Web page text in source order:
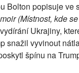
Bolton popisuje ve
(Místnost, kde
Ukrajiny,
snažil vyvinout
špínu na